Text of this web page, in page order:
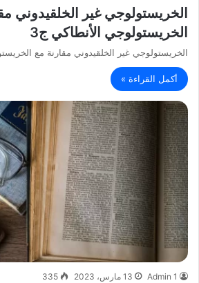
الخريستولوجي غير الخلقيدوني
الخريستولوجي الأنطاكي ج3
الخريستولوجي غير الخلقيدوني مقارنة مع
أكمل القراءة »
Admin 1 13 مارس، 2023 335